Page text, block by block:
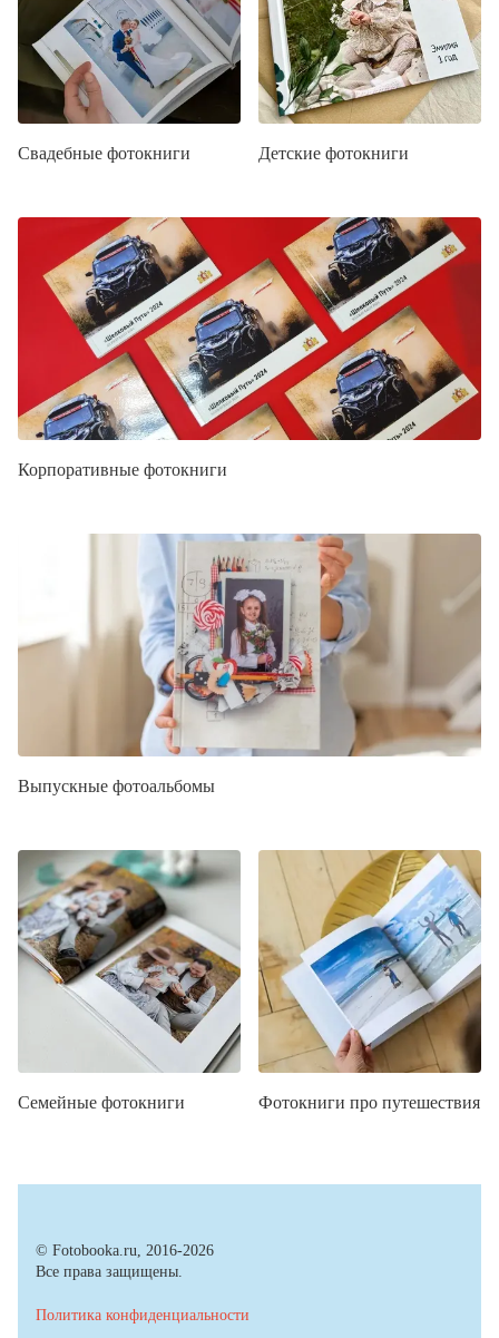
Свадебные фотокниги Детские фотокниги
Корпоративные фотокниги
Выпускные фотоальбомы
Семейные фотокниги Фотокниги про путешествия
© Fotobooka.ru, 2016-2026
Все права защищены.
Политика конфиденциальности